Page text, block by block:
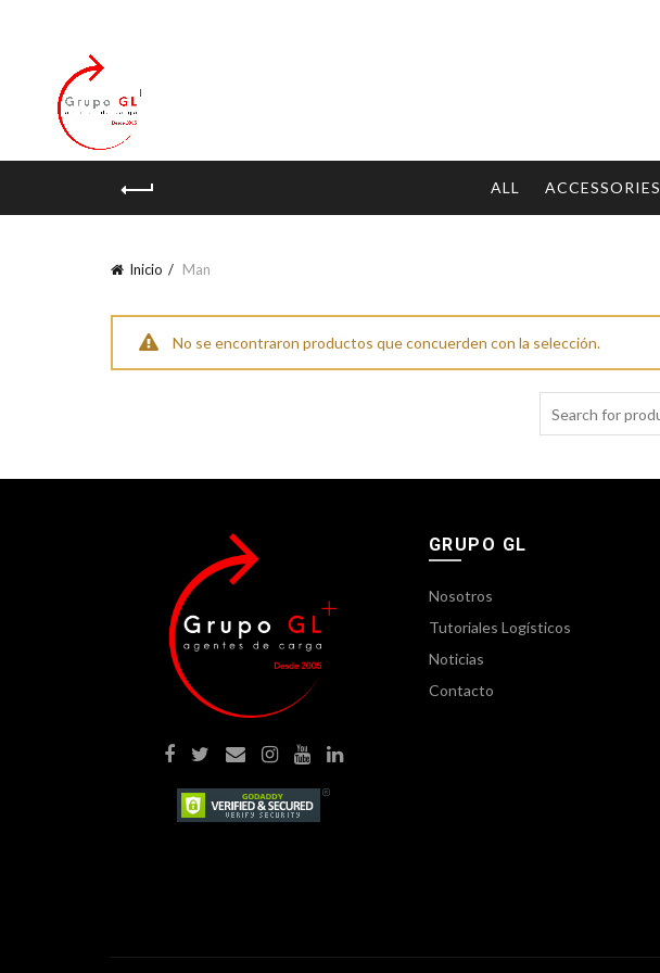
ALL ACCESSORIES
Inicio Man
No se encontraron productos que concuerden con la selección.
Search
for:
GRUPO GL
Nosotros
Tutoriales Logísticos
Noticias
Contacto